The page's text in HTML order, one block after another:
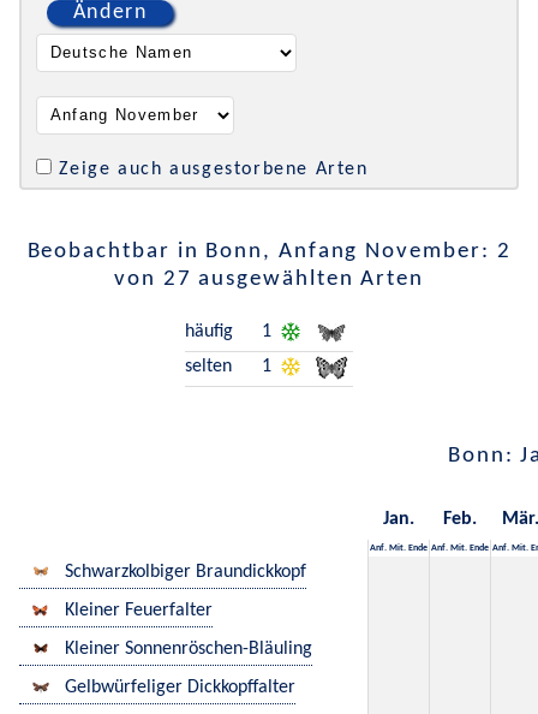
Ändern
Zeige auch ausgestorbene Arten
Beobachtbar in Bonn, Anfang November: 2
von 27 ausgewählten Arten
häufig
1
selten
1
Bonn:
Jan. Feb. Mär.
Anf. Mit. Ende Anf. Mit. Ende Anf. Mit.
Schwarzkolbiger Braundickkopf
Kleiner Feuerfalter
Kleiner Sonnenröschen-Bläuling
Gelbwürfeliger Dickkopffalter